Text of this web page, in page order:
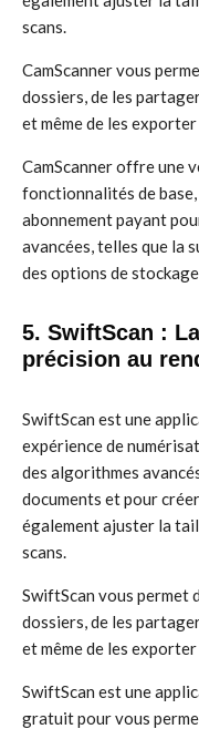
scans.
CamScanner vous
dossiers, de les
et même de les
CamScanner offre une
fonctionnalités de
abonnement payant
avancées, telles que la
des options de
5. SwiftScan :
précision au
SwiftScan est une
expérience de
des algorithmes
documents et pour
également ajuster la
scans.
SwiftScan vous permet
dossiers, de les
et même de les
SwiftScan est une
gratuit pour vous